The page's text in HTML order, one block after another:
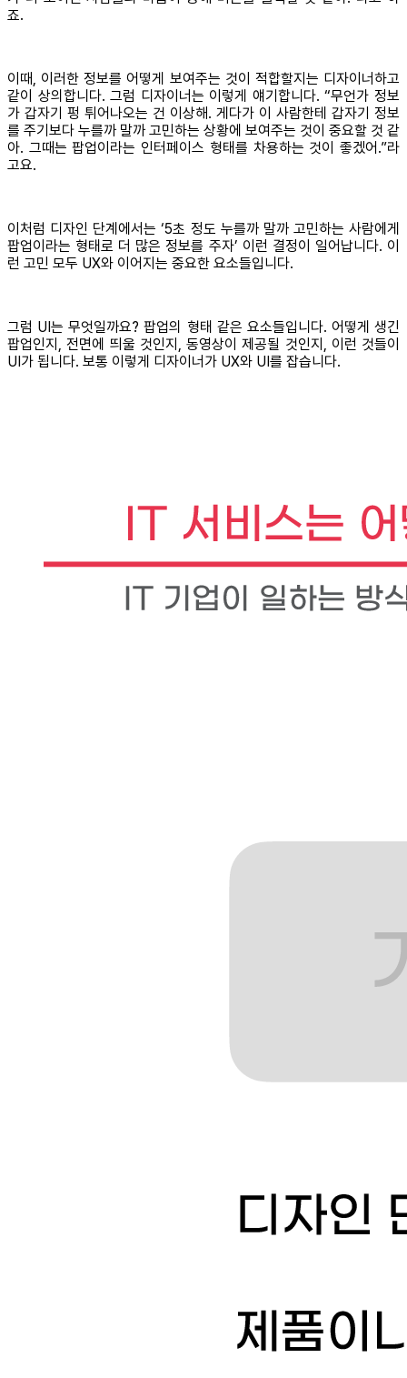
죠.
이때, 이러한 정보를 어떻게 보여주는 것이 적합할지는 디자이너하고
같이 상의합니다. 그럼 디자이너는 이렇게 얘기합니다. “무언가 정보
가 갑자기 펑 튀어나오는 건 이상해. 게다가 이 사람한테 갑자기 정보
를 주기보다 누를까 말까 고민하는 상황에 보여주는 것이 중요할 것 같
아. 그때는 팝업이라는 인터페이스 형태를 차용하는 것이 좋겠어.”라
고요.
이처럼 디자인 단계에서는 ‘5초 정도 누를까 말까 고민하는 사람에게
팝업이라는 형태로 더 많은 정보를 주자’ 이런 결정이 일어납니다. 이
런 고민 모두 UX와 이어지는 중요한 요소들입니다.
그럼 UI는 무엇일까요? 팝업의 형태 같은 요소들입니다. 어떻게 생긴
팝업인지, 전면에 띄울 것인지, 동영상이 제공될 것인지, 이런 것들이
UI가 됩니다. 보통 이렇게 디자이너가 UX와 UI를 잡습니다.